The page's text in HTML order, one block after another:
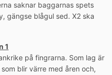
saknar baggarnas spets
gängse blågul sed. X2 ska
1
på fingrarna. Som lag är
blir värre med åren och,